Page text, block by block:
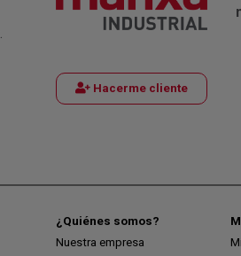
Hacerme cliente
¿Quiénes somos?
Nuestra empresa